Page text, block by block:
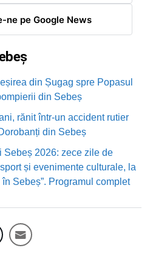
ne pe Google News
din Șugag spre Popasul
din Sebeș
rănit într-un accident rutier
din Sebeș
2026: zece zile de
și evenimente culturale, la
Sebeș”. Programul complet